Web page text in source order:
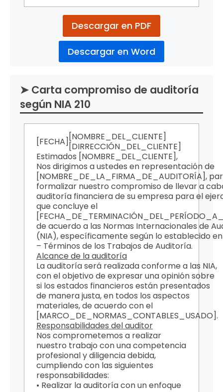
Descargar en PDF
Descargar en Word
➤ Carta compromiso de auditoría
según NIA 210
[FECHA] [NOMBRE_DEL_CLIENTE]
[DIRRECCIÓN_DEL_CLIENTE]
Estimados [NOMBRE_DEL_CLIENTE],
Nos dirigimos a ustedes en representación de
[NOMBRE_DE_LA_FIRMA_DE_AUDITORÍA],
formalizar nuestro compromiso de llevar a
auditoría financiera de su empresa para el
que concluye el
de acuerdo a las Normas Internacionales de
(NIA), específicamente según lo establecido en
– Términos de los Trabajos de Auditoría.
Alcance de la auditoría
La auditoría será realizada conforme a las NIA,
con el objetivo de expresar una opinión sobre
si los estados financieros están presentados
de manera justa, en todos los aspectos
materiales, de acuerdo con el
[MARCO_DE_NORMAS_CONTABLES_USADO].
Responsabilidades del auditor
Nos comprometemos a realizar
nuestro trabajo con una competencia
profesional y diligencia debida,
cumpliendo con las siguientes
responsabilidades:
• Realizar la auditoría con un enfoque